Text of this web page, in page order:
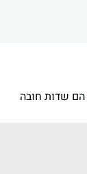
הם שדות חובה